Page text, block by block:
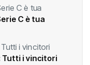
C è tua
Tutti i vincitori